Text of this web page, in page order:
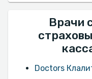
Врачи
Doctors